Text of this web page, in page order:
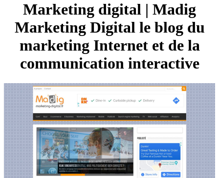
Marketing digital | Madig
Marketing Digital le blog du
marketing Internet et de la
com­munica­tion interactive